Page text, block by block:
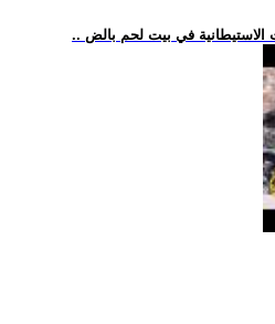
الاستيطانية في بيت لحم بالض